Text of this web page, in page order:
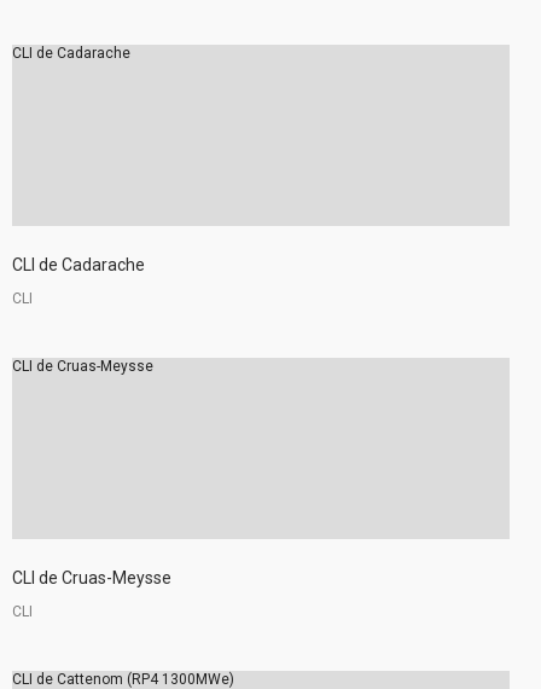
CLI de Cadarache
CLI de Cadarache
CLI
CLI de Cruas-Meysse
CLI de Cruas-Meysse
CLI
CLI de Cattenom (RP4 1300MWe)